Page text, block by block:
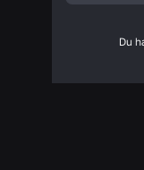
Du